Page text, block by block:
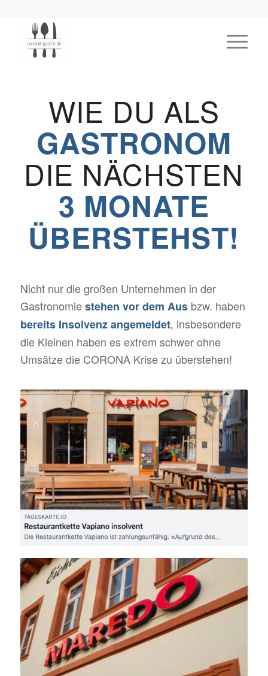
WIE DU ALS
GASTRONOM
DIE NÄCHSTEN
3 MONATE
ÜBERSTEHST!
Nicht nur die großen Unternehmen in der
Gastronomiestehen vor dem Ausbzw. haben
bereits Insolvenz angemeldet, insbesondere
die Kleinen haben es extrem schwer ohne
Umsätze die CORONA Krise zu überstehen!